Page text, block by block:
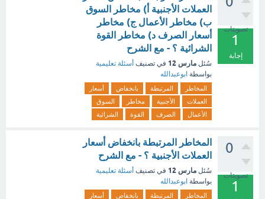
تصويتات
1
إجابة
العملات الأجنبية أ) مخاطر السوق
ب) مخاطر الأعمال ج) مخاطر
أسعار الصرف د) مخاطر القوة
الشرائية ؟ - مع الشرح
سُئل مارس 12 في تصنيف أسئلة تعليمية
بواسطة ابوعبدالله
المخاطر المرتبطة بانخفاض
أسعار
العملات
الأجنبية مخاطر
السوق
الأعمال
الصرف القوة الشرائية
0
تصويتات
1
المخاطر المرتبطة بانخفاض أسعار
العملات الأجنبية ؟ - مع الشرح
سُئل مارس 12 في تصنيف أسئلة تعليمية
بواسطة ابوعبدالله
المخاطر المرتبطة بانخفاض
أسعار